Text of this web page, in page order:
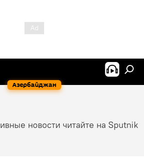
Азербайджан
новости читайте на Sputnik